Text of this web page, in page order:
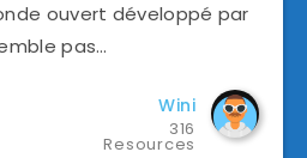
ouvert développé par
pas…
Wini
316
Resources